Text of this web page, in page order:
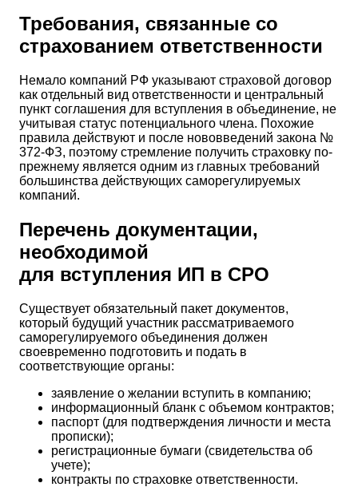
Требования, связанные со
страхованием ответственности
Немало компаний РФ указывают страховой договор
как отдельный вид ответственности и центральный
пункт соглашения для вступления в объединение, не
учитывая статус потенциального члена. Похожие
правила действуют и после нововведений закона №
372-ФЗ, поэтому стремление получить страховку по-
прежнему является одним из главных требований
большинства действующих саморегулируемых
компаний.
Перечень документации,
необходимой
для вступления ИП в СРО
Существует обязательный пакет документов,
который будущий участник рассматриваемого
саморегулируемого объединения должен
своевременно подготовить и подать в
соответствующие органы:
заявление о желании вступить в компанию;
информационный бланк с объемом контрактов;
паспорт (для подтверждения личности и места
прописки);
регистрационные бумаги (свидетельства об
учете);
контракты по страховке ответственности.